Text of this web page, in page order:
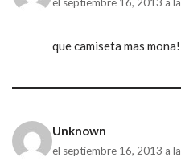
el septiembre 16, 2013 a
que camiseta mas
Unknown
el septiembre 16, 2013 a